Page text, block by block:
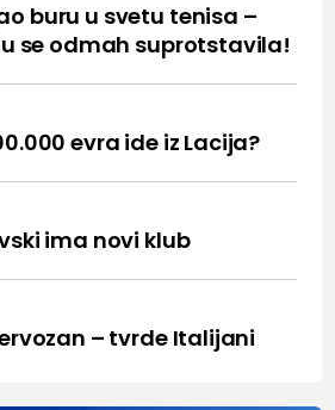
buru u svetu tenisa –
se odmah suprotstavila!
evra ide iz Lacija?
ima novi klub
– tvrde Italijani